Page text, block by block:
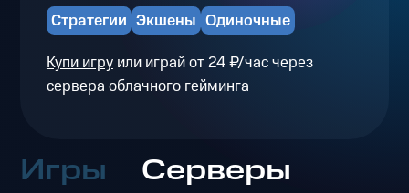
Стратегии Экшены Одиночные
Купи игруили играй от 24 ₽/час через
сервера облачного гейминга
Игры Серверы